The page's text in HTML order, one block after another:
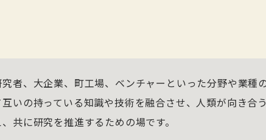
者、大企業、町工場、ベンチャーといった分野や業種
いの持っている知識や技術を融合させ、人類が向き合
共に研究を推進するための場です。